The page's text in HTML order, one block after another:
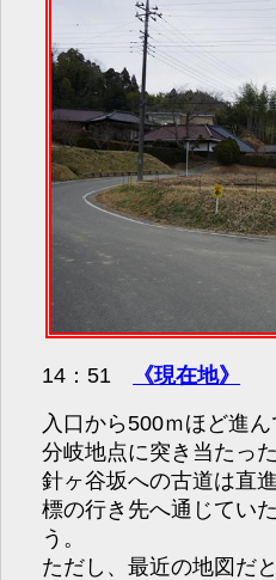
14：51
《現在地》
入口から500ｍほど進
分岐地点に突き当たった
針ヶ谷坂への古道は直
標の行き先へ通じてい
う。
ただし、最近の地図だ